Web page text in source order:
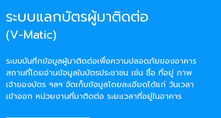
ระบบแลกบัตรผู้มาติดต่อ
(V-Matic)
ระบบบันทึกข้อมูลผู้มาติดต่อเพื่อความปลอดภัยของอาคาร
สถานที่โดยอ่านข้อมูลในบัตรประชาชน เช่น ชื่อ ที่อยู่ ภาพ
เจ้าของบัตร ฯลฯ จัดเก็บข้อมูลโดยละเอียดได้แก่ วันเวลา
เข้าออก หน่วยงานที่มาติดต่อ ระยะเวลาที่อยู่ในอาคาร